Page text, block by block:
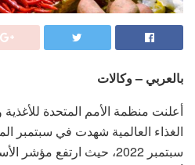
بالعربي – وكالات
أعلنت منظمة الأمم المتحدة للأغذية
الغذاء العالمية شهدت في سبتمبر